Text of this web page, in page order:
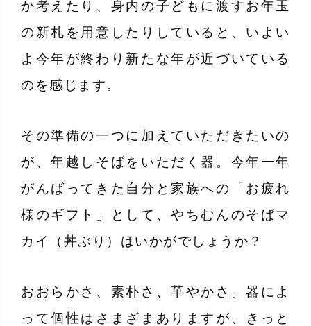
か考えたり、身内の子どもに渡すお年玉
の新札を用意したりしていると、いよい
よ今年が終わり新たな年が近づいている
のを感じます。
その準備の一つに加えていただきたいの
が、年越しそばをいただく器。今年一年
がんばってきた自分と家族への「お疲れ
様のギフト」として、やちむんのそばマ
カイ（丼ぶり）はいかがでしょうか？
おおらかさ、素朴さ、華やかさ。器によ
って個性はさまざまありますが、きっと